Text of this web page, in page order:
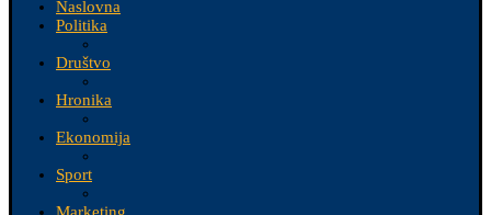
Naslovna
Politika
Društvo
Hronika
Ekonomija
Sport